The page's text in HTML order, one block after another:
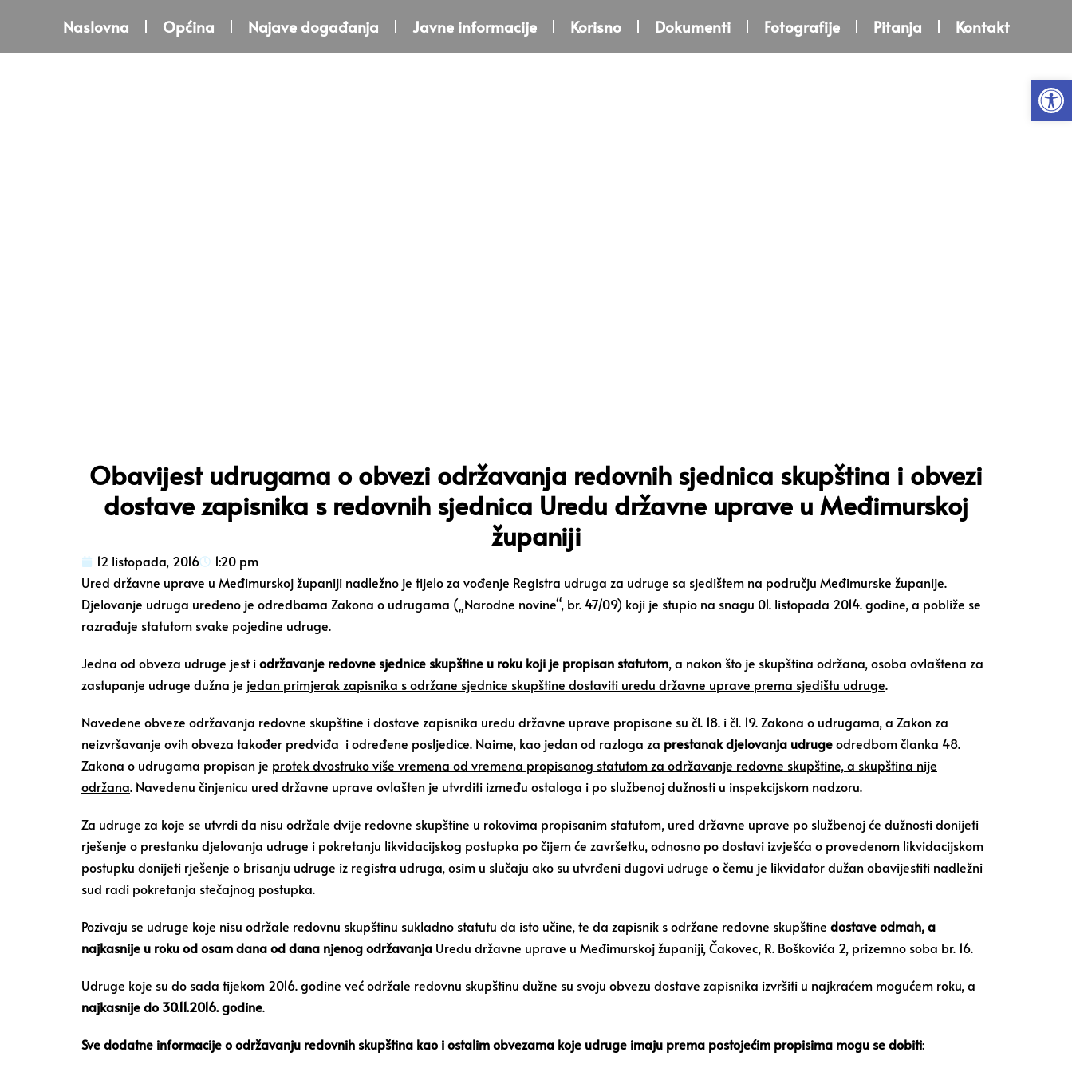
Naslovna Općina Najave događanja Javne informacije Korisno Dokumenti Fotografije Pitanja Kontakt
Obavijest udrugama o obvezi održavanja redovnih sjednica skupština i obvezi
dostave zapisnika s redovnih sjednica Uredu državne uprave u Međimurskoj
županiji
12 listopada, 2016
1:20 pm
Ured državne uprave u Međimurskoj županiji nadležno je tijelo za vođenje Registra udruga za udruge sa sjedištem na području Međimurske županije.
Djelovanje udruga uređeno je odredbama Zakona o udrugama („Narodne novine“, br. 47/09) koji je stupio na snagu 01. listopada 2014. godine, a pobliže se
razrađuje statutom svake pojedine udruge.
Jedna od obveza udruge jest iodržavanje redovne sjednice skupštine u roku koji je propisan statutom, a nakon što je skupština održana, osoba ovlaštena za
zastupanje udruge dužna je jedan primjerak zapisnika s održane sjednice skupštine dostaviti uredu državne uprave prema sjedištu udruge.
Navedene obveze održavanja redovne skupštine i dostave zapisnika uredu državne uprave propisane su čl. 18. i čl. 19. Zakona o udrugama, a Zakon za
neizvršavanje ovih obveza također predviđa i određene posljedice. Naime, kao jedan od razloga za prestanak djelovanja udrugeodredbom članka 48.
Zakona o udrugama propisan je protek dvostruko više vremena od vremena propisanog statutom za održavanje redovne skupštine, a skupština nije
održana. Navedenu činjenicu ured državne uprave ovlašten je utvrditi između ostaloga i po službenoj dužnosti u inspekcijskom nadzoru.
Za udruge za koje se utvrdi da nisu održale dvije redovne skupštine u rokovima propisanim statutom, ured državne uprave po službenoj će dužnosti donijeti
rješenje o prestanku djelovanja udruge i pokretanju likvidacijskog postupka po čijem će završetku, odnosno po dostavi izvješća o provedenom likvidacijskom
postupku donijeti rješenje o brisanju udruge iz registra udruga, osim u slučaju ako su utvrđeni dugovi udruge o čemu je likvidator dužan obavijestiti nadležni
sud radi pokretanja stečajnog postupka.
Pozivaju se udruge koje nisu održale redovnu skupštinu sukladno statutu da isto učine, te da zapisnik s održane redovne skupštine dostave odmah, a
najkasnije u roku od osam dana od dana njenog održavanja Uredu državne uprave u Međimurskoj županiji, Čakovec, R. Boškovića 2, prizemno soba br. 16.
Udruge koje su do sada tijekom 2016. godine već održale redovnu skupštinu dužne su svoju obvezu dostave zapisnika izvršiti u najkraćem mogućem roku, a
najkasnije do 30.11.2016. godine.
Sve dodatne informacije o održavanju redovnih skupština kao i ostalim obvezama koje udruge imaju prema postojećim propisima mogu se dobiti: